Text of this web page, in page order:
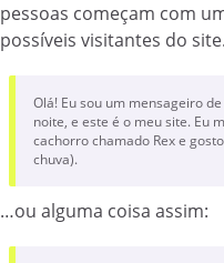
pessoas começam com
possíveis visitantes do
Olá! Eu sou um mensageiro
noite, e este é o meu site. Eu
cachorro chamado Rex e
chuva).
…ou alguma coisa assim: